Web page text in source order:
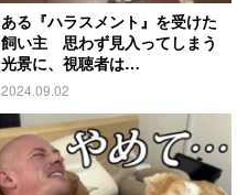
ある『ハラスメント』を受けた
飼い主 思わず見入ってしまう
光景に、視聴者は…
2024.09.02